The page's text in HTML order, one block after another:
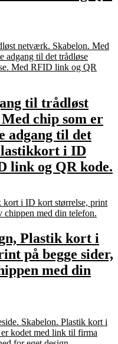
til trådløst
chip som er
adgang til det
i ID
link og QR kode.
Plastik kort i
på begge sider,
med din